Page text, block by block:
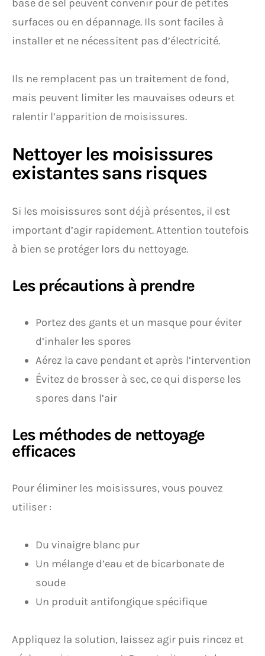
base de sel peuvent convenir pour de petites
surfaces ou en dépannage. Ils sont faciles à
installer et ne nécessitent pas d’électricité.
Ils ne remplacent pas un traitement de fond,
mais peuvent limiter les mauvaises odeurs et
ralentir l’apparition de moisissures.
Nettoyer les moisissures
existantes sans risques
Si les moisissures sont déjà présentes, il est
important d’agir rapidement. Attention toutefois
à bien se protéger lors du nettoyage.
Les précautions à prendre
Portez des gants et un masque pour éviter
d’inhaler les spores
Aérez la cave pendant et après l’intervention
Évitez de brosser à sec, ce qui disperse les
spores dans l’air
Les méthodes de nettoyage
efficaces
Pour éliminer les moisissures, vous pouvez
utiliser :
Du vinaigre blanc pur
Un mélange d’eau et de bicarbonate de
soude
Un produit antifongique spécifique
Appliquez la solution, laissez agir puis rincez et